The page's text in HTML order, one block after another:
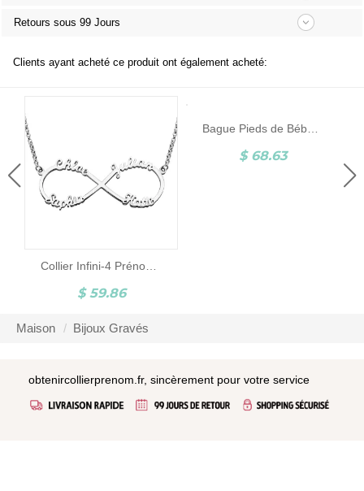
Retours sous 99 Jours
Clients ayant acheté ce produit ont également acheté:
Collier Infini-4 Prénoms-Argent
$ 59.86
Bague Pieds de Bébé-Pierre de Naissance et Gravure-Argent
$ 68.63
Maison Bijoux Gravés
obtenircollierprenom.fr, sincèrement pour votre service